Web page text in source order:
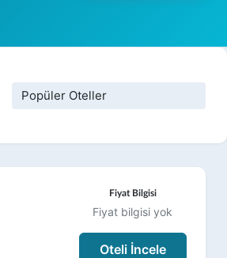
Fiyat Bilgisi
Fiyat bilgisi yok
Oteli İncele